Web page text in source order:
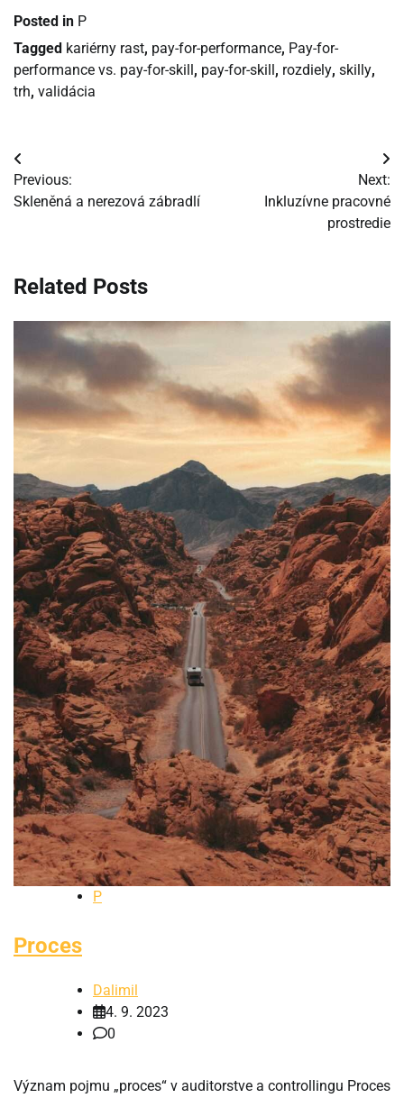
Posted in P
Tagged kariérny rast, pay-for-performance, Pay-for-
performance vs. pay-for-skill, pay-for-skill, rozdiely, skilly,
trh, validácia
Navigácia
v
Previous:
Skleněná a nerezová zábradlí
Next:
Inkluzívne pracovné
prostredie
Related Posts
P
Proces
Dalimil
4. 9. 2023
0
Význam pojmu „proces“ v auditorstve a controllingu Proces